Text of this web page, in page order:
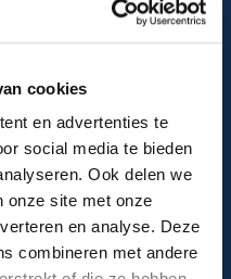
cookies
en advertenties te
social media te bieden
Ook delen we
onze site met onze
en analyse. Deze
combineren met andere
kwaliteit en veelzijdige
De sportvloeren van
grotere sport- en
levensduur en minimale
vloeren ideaal voor